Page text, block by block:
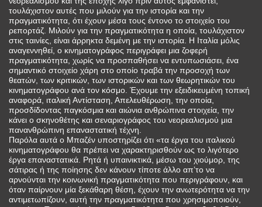
τουλάχιστον αυτές που μιλούν για την ιστορία και την
πραγματικότητα, ότι έχουν μέσα τους έντονο το στοιχείο του
ρεπορτάζ. Μιλούν για την πραγματικότητα η οποία, τουλάχιστον
στις ταινίες, είναι άρρηκτα δεμένη με την ιστορία. Η Ιταλία μόλις
αναγεννηθεί, ο κινηματογράφος περιγράφει μια ζοφερή
πραγματικότητα, χωρίς να προσπαθήσει να εντυπωσιάσει, ένα
σημαντικό στοιχείο χάρη στο οποίο τραβά την προσοχή των
θεατών, των κριτικών, των ιστορικών και των θεωρητικών του
κινηματογράφου ανά τον κόσμο. Έχουμε την εξειδικευμένη τοπική
αναφορά, ιταλική Αντίσταση, Απελευθέρωση, την οποία,
προσδίδοντας παγκόσμια και αιώνια ανθρώπινα στοιχεία, την
κάνει ο σκηνοθέτης και σεναριογράφος του νεορεαλισμού μια
πανανθρώπινη επαναστατική τέχνη.
Παρόλα αυτά ο Μπαζέν υποστηρίζει ότι «τα έργα του ιταλικού
κινηματογράφου θα πρέπει να χαρακτηρισθούν ως το λιγότερο
έργα επαναστατικά. Ρητά ή υπαινικτικά, μέσω του χιούμορ, της
σάτιρας ή της ποίησης δεν κάνουν τίποτε άλλο απ’το να
αρνούνται την κοινωνική πραγματικότητα που περιγράφουν, και
όταν παίρνουν μία ξεκάθαρη θέση, έχουν την ανωτερότητα να την
αντιμετωπίζουν, αυτή την πραγματικότητα που χρησιμοποιούν,